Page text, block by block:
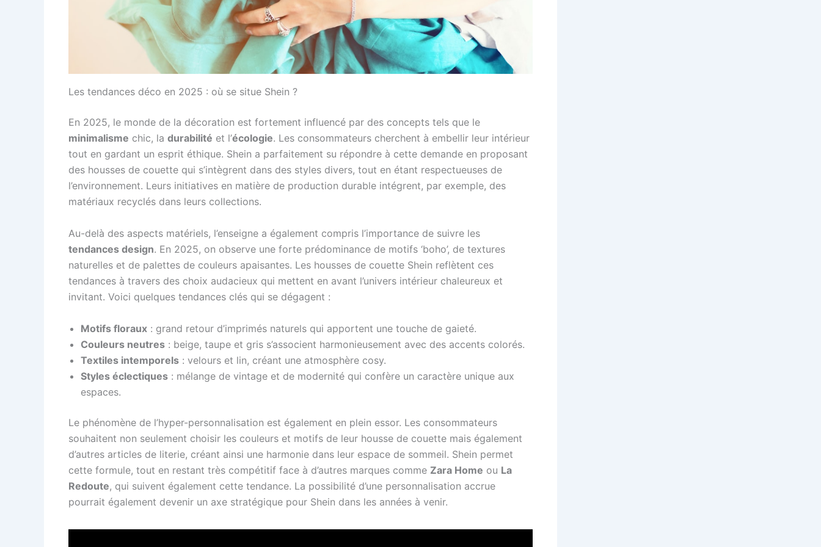
Les tendances déco en 2025 : où se situe Shein ?
En 2025, le monde de la décoration est fortement influencé par des concepts tels que le
minimalisme chic, la durabilité et l’écologie. Les consommateurs cherchent à embellir leur intérieur
tout en gardant un esprit éthique. Shein a parfaitement su répondre à cette demande en proposant
des housses de couette qui s’intègrent dans des styles divers, tout en étant respectueuses de
l’environnement. Leurs initiatives en matière de production durable intégrent, par exemple, des
matériaux recyclés dans leurs collections.
Au-delà des aspects matériels, l’enseigne a également compris l’importance de suivre les
tendances design. En 2025, on observe une forte prédominance de motifs ‘boho’, de textures
naturelles et de palettes de couleurs apaisantes. Les housses de couette Shein reflètent ces
tendances à travers des choix audacieux qui mettent en avant l’univers intérieur chaleureux et
invitant. Voici quelques tendances clés qui se dégagent :
Motifs floraux : grand retour d’imprimés naturels qui apportent une touche de gaieté.
Couleurs neutres : beige, taupe et gris s’associent harmonieusement avec des accents colorés.
Textiles intemporels : velours et lin, créant une atmosphère cosy.
Styles éclectiques : mélange de vintage et de modernité qui confère un caractère unique aux
espaces.
Le phénomène de l’hyper-personnalisation est également en plein essor. Les consommateurs
souhaitent non seulement choisir les couleurs et motifs de leur housse de couette mais également
d’autres articles de literie, créant ainsi une harmonie dans leur espace de sommeil. Shein permet
cette formule, tout en restant très compétitif face à d’autres marques comme Zara Home ou La
Redoute, qui suivent également cette tendance. La possibilité d’une personnalisation accrue
pourrait également devenir un axe stratégique pour Shein dans les années à venir.